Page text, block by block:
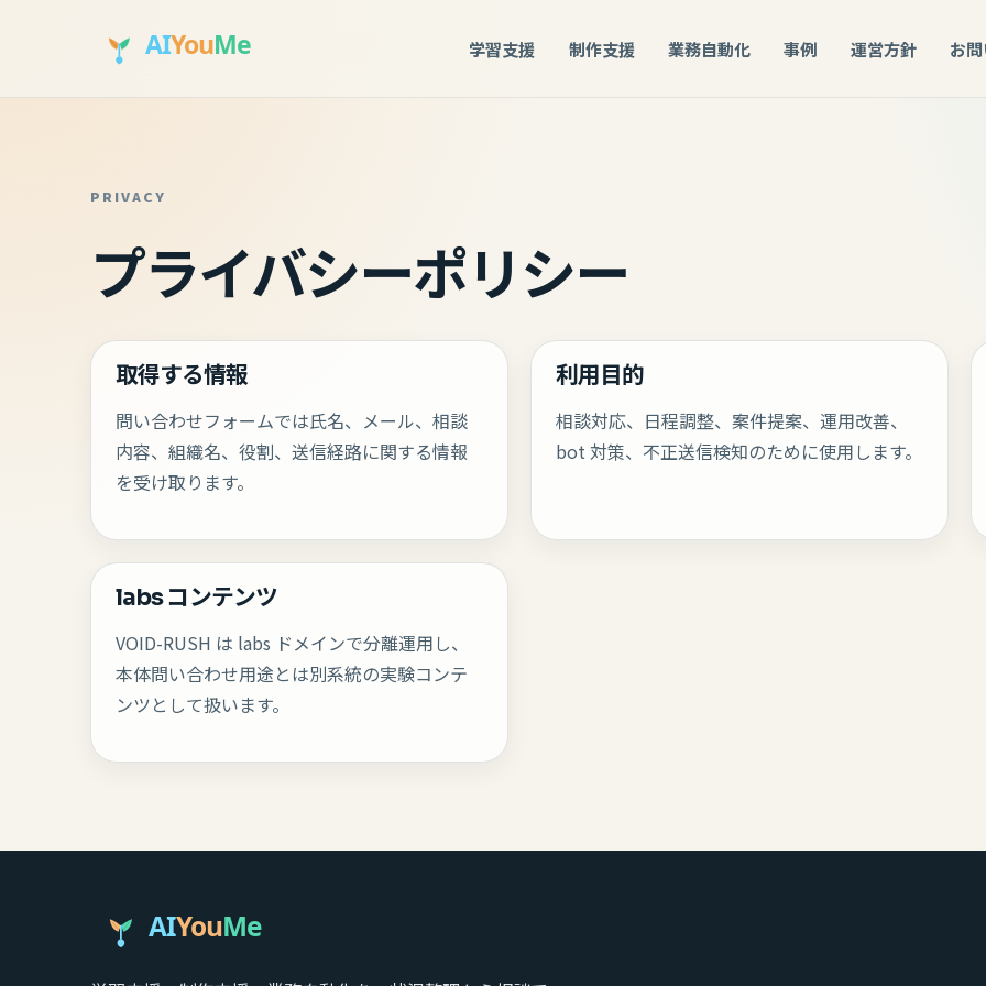
学習支援 制作支援 業務自動化 事例 運営方針 お
PRIVACY
プライバシーポリシー
取得する情報
問い合わせフォームでは氏名、メール、相談
内容、組織名、役割、送信経路に関する情報
を受け取ります。
利用目的
相談対応、日程調整、案件提案、運用改善、
bot 対策、不正送信検知のために使用します。
labs コンテンツ
VOID-RUSH は labs ドメインで分離運用し、
本体問い合わせ用途とは別系統の実験コンテ
ンツとして扱います。